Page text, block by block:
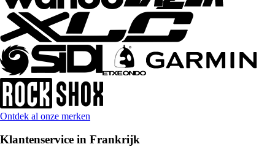
Ontdek al onze merken
Klantenservice in Frankrijk